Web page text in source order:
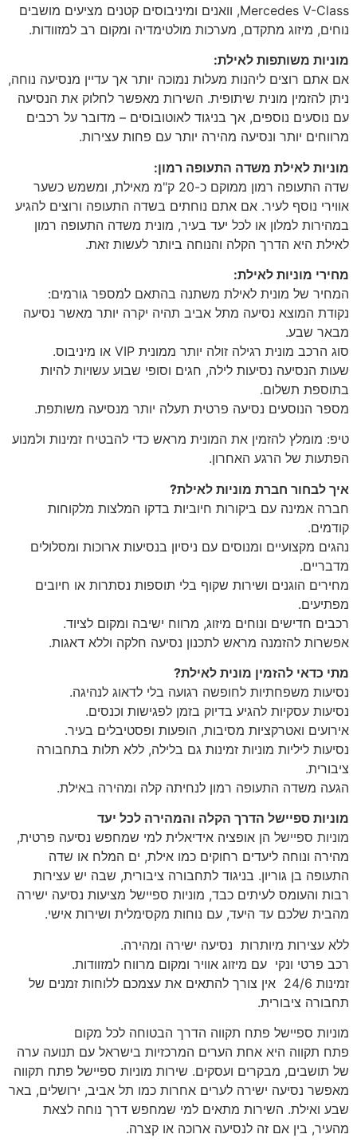
Mercedes V-Class, וואנים ומיניבוסים קטנים מציעים מושבים
נוחים, מיזוג מתקדם, מערכות מולטימדיה ומקום רב למזוודות.
מוניות משותפות לאילת:
אם אתם רוצים ליהנות מעלות נמוכה יותר אך עדיין מנסיעה נוחה,
ניתן להזמין מונית שיתופית. השירות מאפשר לחלוק את הנסיעה
עם נוסעים נוספים, אך בניגוד לאוטובוסים – מדובר על רכבים
מרווחים יותר ונסיעה מהירה יותר עם פחות עצירות.
מוניות לאילת משדה התעופה רמון:
שדה התעופה רמון ממוקם כ-20 ק"מ מאילת, ומשמש כשער
אווירי נוסף לעיר. אם אתם נוחתים בשדה התעופה ורוצים להגיע
במהירות למלון או לכל יעד בעיר, מונית משדה התעופה רמון
לאילת היא הדרך הקלה והנוחה ביותר לעשות זאת.
מחירי מוניות לאילת:
המחיר של מונית לאילת משתנה בהתאם למספר גורמים:
נקודת המוצא נסיעה מתל אביב תהיה יקרה יותר מאשר נסיעה
מבאר שבע.
סוג הרכב מונית רגילה זולה יותר ממונית VIP או מיניבוס.
שעות הנסיעה נסיעות לילה, חגים וסופי שבוע עשויות להיות
בתוספת תשלום.
מספר הנוסעים נסיעה פרטית תעלה יותר מנסיעה משותפת.
טיפ: מומלץ להזמין את המונית מראש כדי להבטיח זמינות ולמנוע
הפתעות של הרגע האחרון.
איך לבחור חברת מוניות לאילת?
חברה אמינה עם ביקורות חיוביות בדקו המלצות מלקוחות
קודמים.
נהגים מקצועיים ומנוסים עם ניסיון בנסיעות ארוכות ומסלולים
מדבריים.
מחירים הוגנים ושירות שקוף בלי תוספות נסתרות או חיובים
מפתיעים.
רכבים חדישים ונוחים מיזוג, מרווח ישיבה ומקום לציוד.
אפשרות להזמנה מראש לתכנון נסיעה חלקה וללא דאגות.
מתי כדאי להזמין מונית לאילת?
נסיעות משפחתיות לחופשה רגועה בלי לדאוג לנהיגה.
נסיעות עסקיות להגיע בדיוק בזמן לפגישות וכנסים.
אירועים ואטרקציות מסיבות, הופעות ופסטיבלים בעיר.
נסיעות ליליות מוניות זמינות גם בלילה, ללא תלות בתחבורה
ציבורית.
הגעה משדה התעופה רמון לנחיתה קלה ומהירה באילת.
מוניות ספיישל הדרך הקלה והמהירה לכל יעד
מוניות ספיישל הן אופציה אידיאלית למי שמחפש נסיעה פרטית,
מהירה ונוחה ליעדים רחוקים כמו אילת, ים המלח או שדה
התעופה בן גוריון. בניגוד לתחבורה ציבורית, שבה יש עצירות
רבות והעומס לעיתים כבד, מוניות ספיישל מציעות נסיעה ישירה
מהבית שלכם עד היעד, עם נוחות מקסימלית ושירות אישי.
ללא עצירות מיותרות נסיעה ישירה ומהירה.
רכב פרטי ונקי עם מיזוג אוויר ומקום מרווח למזוודות.
זמינות 24/6 אין צורך להתאים את עצמכם ללוחות זמנים של
תחבורה ציבורית.
מוניות ספיישל פתח תקווה הדרך הבטוחה לכל מקום
פתח תקווה היא אחת הערים המרכזיות בישראל עם תנועה ערה
של תושבים, מבקרים ועסקים. שירות מוניות ספיישל פתח תקווה
מאפשר נסיעה ישירה לערים אחרות כמו תל אביב, ירושלים, באר
שבע ואילת. השירות מתאים למי שמחפש דרך נוחה לצאת
מהעיר, בין אם זה לנסיעה ארוכה או קצרה.